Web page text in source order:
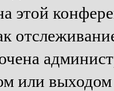
этой
или